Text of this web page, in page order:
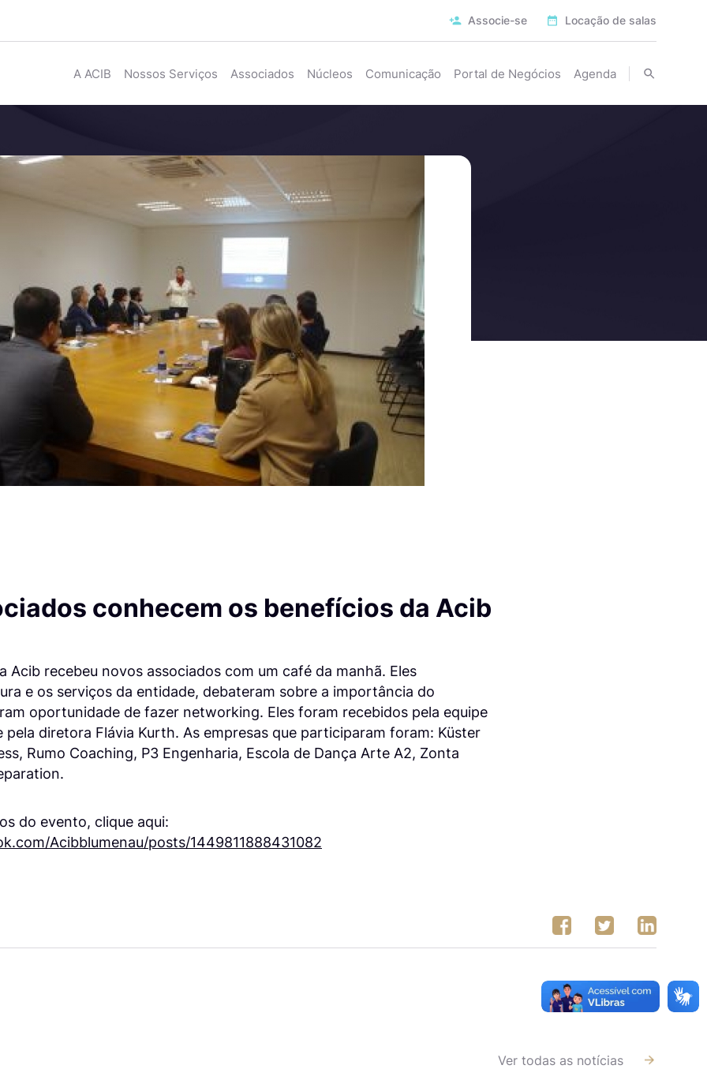
Associe-se Locação de salas
A ACIB Nossos Serviços Associados Núcleos Comunicação Portal de Negócios Agenda
conhecem os benefícios da Acib
Acib recebeu novos associados com um café da manhã. Eles
e os serviços da entidade, debateram sobre a importância do
oportunidade de fazer networking. Eles foram recebidos pela equipe
pela diretora Flávia Kurth. As empresas que participaram foram: Küster
Rumo Coaching, P3 Engenharia, Escola de Dança Arte A2, Zonta
do evento, clique aqui:
Acibblumenau/posts/1449811888431082
Ver todas as notícias